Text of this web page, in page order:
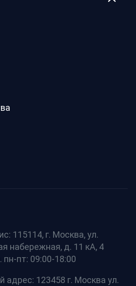
115114, г. Москва, ул.
набережная, д. 11 кА, 4
пн-пт: 09:00-18:00
адрес: 123458 г. Москва ул.